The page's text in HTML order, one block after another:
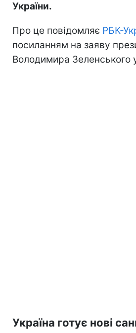
України.
Про це повідомляє РБК-
посиланням на заяву
Володимира Зеленського
Україна готує нові